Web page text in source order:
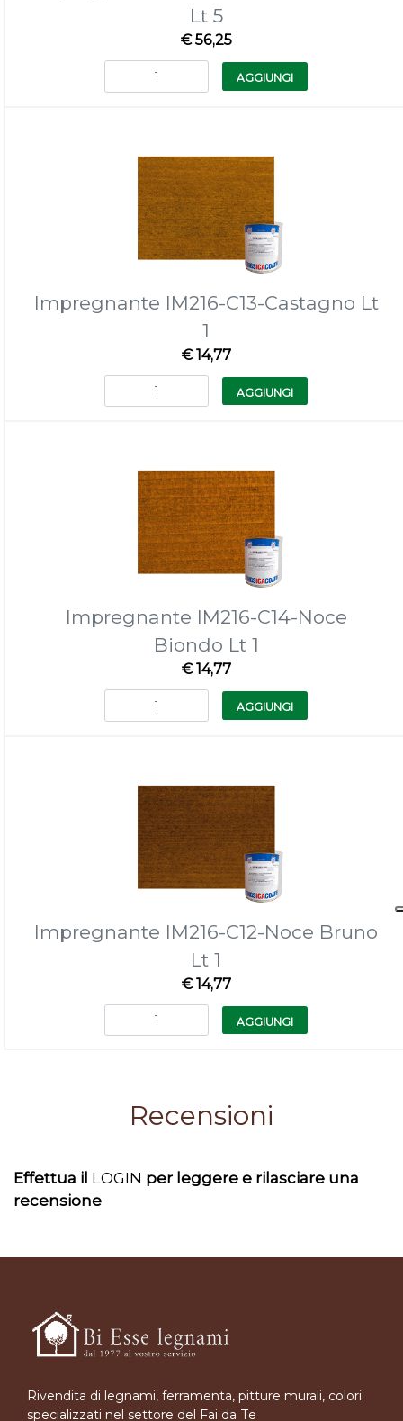
Lt 5
€ 56,25
Quantità
AGGIUNGI
Impregnante IM216-C13-Castagno Lt
1
€ 14,77
Quantità
AGGIUNGI
Impregnante IM216-C14-Noce
Biondo Lt 1
€ 14,77
Quantità
AGGIUNGI
Impregnante IM216-C12-Noce Bruno
Lt 1
€ 14,77
Quantità
AGGIUNGI
Recensioni
Effettua il LOGIN per leggere e rilasciare una
recensione
Rivendita di legnami, ferramenta, pitture murali, colori
specializzati nel settore del Fai da Te